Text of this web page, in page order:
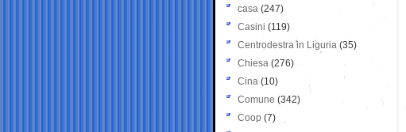
casa (247)
Casini (119)
Centrodestra in Liguria (35)
Chiesa (276)
Cina (10)
Comune (342)
Coop (7)